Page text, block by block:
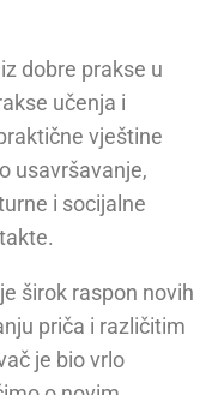
dobre prakse u
učenja i
vještine
usavršavanje,
i socijalne
širok raspon novih
priča i različitim
je bio vrlo